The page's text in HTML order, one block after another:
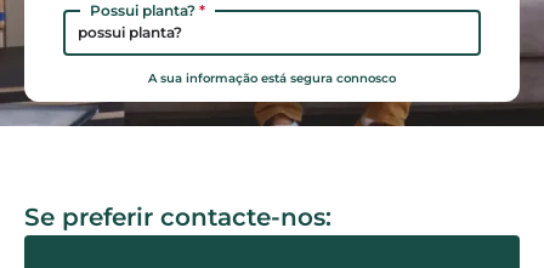
Possui planta? *
possui planta?
A sua informação está segura connosco
Se preferir contacte-nos: